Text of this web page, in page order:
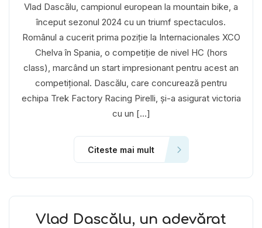
Vlad Dascălu, campionul european la mountain bike, a
început sezonul 2024 cu un triumf spectaculos.
Românul a cucerit prima poziție la Internacionales XCO
Chelva în Spania, o competiție de nivel HC (hors
class), marcând un start impresionant pentru acest an
competițional. Dascălu, care concurează pentru
echipa Trek Factory Racing Pirelli, și-a asigurat victoria
cu un […]
Citeste mai mult
Vlad Dascălu, un adevărat